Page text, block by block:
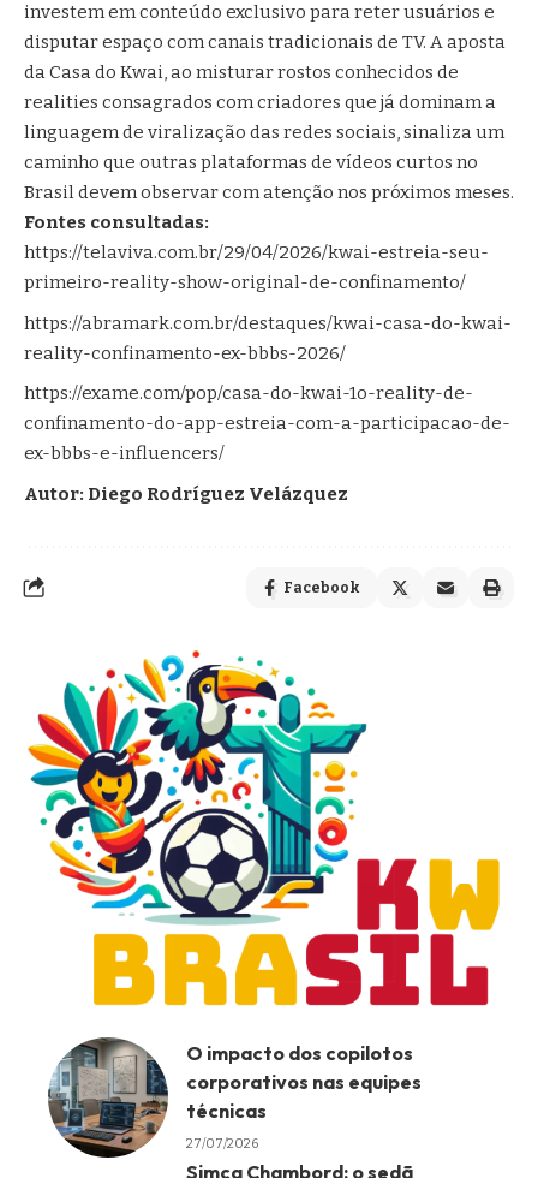
investem em conteúdo exclusivo para reter usuários e
disputar espaço com canais tradicionais de TV. A aposta
da Casa do Kwai, ao misturar rostos conhecidos de
realities consagrados com criadores que já dominam a
linguagem de viralização das redes sociais, sinaliza um
caminho que outras plataformas de vídeos curtos no
Brasil devem observar com atenção nos próximos meses.
Fontes consultadas:
https://telaviva.com.br/29/04/2026/kwai-estreia-seu-
primeiro-reality-show-original-de-confinamento/
https://abramark.com.br/destaques/kwai-casa-do-kwai-
reality-confinamento-ex-bbbs-2026/
https://exame.com/pop/casa-do-kwai-1o-reality-de-
confinamento-do-app-estreia-com-a-participacao-de-
ex-bbbs-e-influencers/
Autor: Diego Rodríguez Velázquez
Facebook
O impacto dos copilotos
corporativos nas equipes
técnicas
27/07/2026
Simca Chambord: o sedã